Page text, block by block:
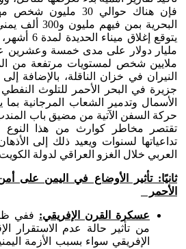
فإن هناك حوالي 30
البحرية بمن
ملايين شخص لمستويات مرتفعة من
جزيرة في البحر الأحمر للتلوث
الأسمال وتدمير الشعاب المرجانية بما
حركة السفن الآتية من مضيق باب
تقتصر مخاطر كوارث من هذا النوع
تداعياتها لسنوات ويعيد ذلك إلى
العربي خلال الغزو العراقي لدولة الكويت عام
ثانيًا: تأثير الأوضاع في اليمن على
الأحمر
عسكرة القرن الإفريقي: ففي
من تأثير حالة عدم الاستقرار
الإفريقي سواء بسبب الأزمة